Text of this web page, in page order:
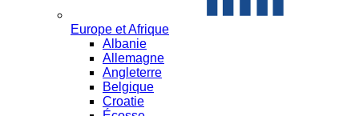
Europe et Afrique
Albanie
Allemagne
Angleterre
Belgique
Croatie